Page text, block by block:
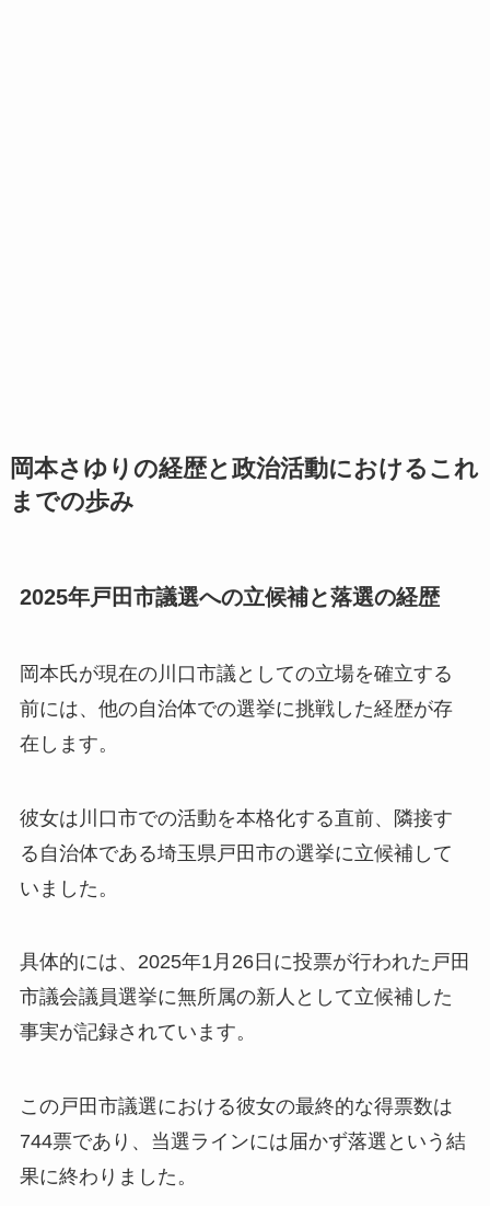
岡本さゆりの経歴と政治活動におけるこれ
までの歩み
2025年戸田市議選への立候補と落選の経歴
岡本氏が現在の川口市議としての立場を確立する
前には、他の自治体での選挙に挑戦した経歴が存
在します。
彼女は川口市での活動を本格化する直前、隣接す
る自治体である埼玉県戸田市の選挙に立候補して
いました。
具体的には、2025年1月26日に投票が行われた戸田
市議会議員選挙に無所属の新人として立候補した
事実が記録されています。
この戸田市議選における彼女の最終的な得票数は
744票であり、当選ラインには届かず落選という結
果に終わりました。